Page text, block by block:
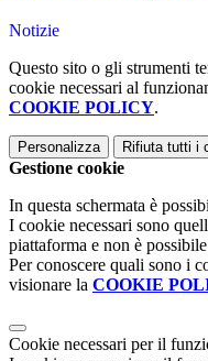
Notizie
Questo sito o gli strumenti
cookie necessari al
COOKIE POLICY.
Personalizza Rifiuta tutti i
Gestione cookie
In questa schermata è
I cookie necessari sono
piattaforma e non è
Per conoscere quali sono i
visionare la COOKIE
Cookie necessari per il